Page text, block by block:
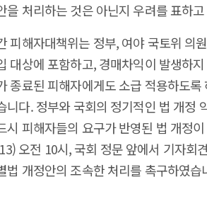
을 처리하는 것은 아닌지 우려를 표하
피해자대책위는 정부, 여야 국토위 의
대상에 포함하고, 경매차익이 발생하
종료된 피해자에게도 소급 적용하도
니다. 정부와 국회의 정기적인 법 개정
시 피해자들의 요구가 반영된 법 개정
오전 10시, 국회 정문 앞에서 기자회
법 개정안의 조속한 처리를 촉구하였습